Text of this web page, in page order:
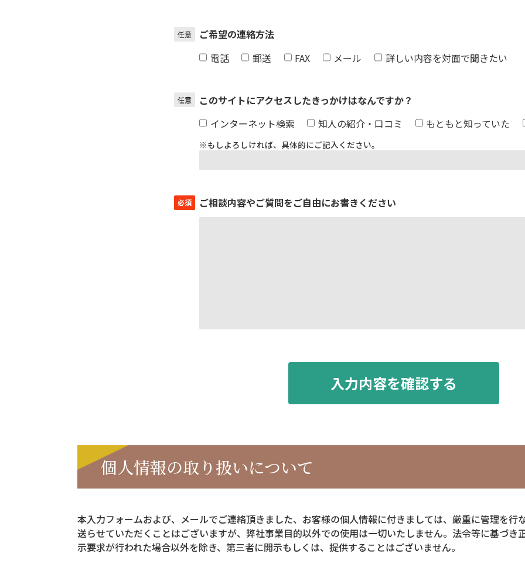
任意
ご希望の連絡方法
電話
郵送 FAX メール 詳しい内容を対面で聞きたい
任意
このサイトにアクセスしたきっかけはなんですか？
インターネット検索
知人の紹介・口コミ もともと知っていた
※もしよろしければ、具体的にご記入ください。
必須 ご相談内容やご質問をご自由にお書きください
個人情報の取り扱いについて
本入力フォームおよび、メールでご連絡頂きました、お客様の個人情報に付きましては、厳重に管理を行
送らせていただくことはございますが、弊社事業目的以外での使用は一切いたしません。法令等に基づき
示要求が行われた場合以外を除き、第三者に開示もしくは、提供することはございません。